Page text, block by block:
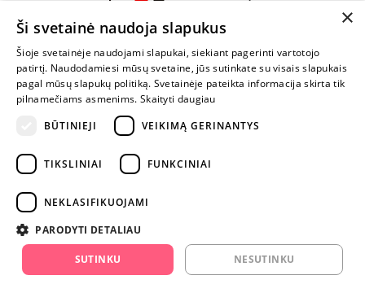
PARDUOTUVĖ
NENUSTOK
ŽAISTI
+370 600 84088
info@fantazijos.lt
instagram.com/fantazijos.lt
Karjera
×
Ši svetainė naudoja slapukus
Šioje svetainėje naudojami slapukai, siekiant pagerinti vartotojo
patirtį. Naudodamiesi mūsų svetaine, jūs sutinkate su visais slapukais
pagal mūsų slapukų politiką. Svetainėje pateikta informacija skirta tik
pilnamečiams asmenims. Skaityti daugiau
BŪTINIEJI
VEIKIMĄ GERINANTYS
TIKSLINIAI FUNKCINIAI
NEKLASIFIKUOJAMI
PARODYTI DETALIAU
SUTINKU NESUTINKU